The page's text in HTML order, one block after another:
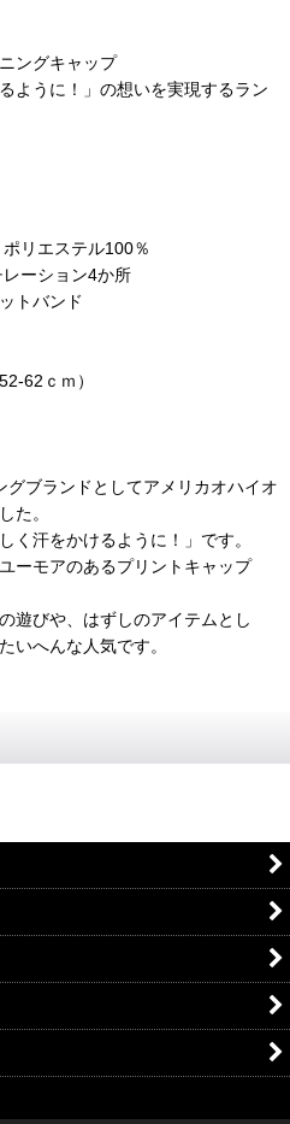
ングキャップ
ように！」の想いを実現するラン
リエステル100％
ーション4か所
トバンド
62ｃｍ）
ブランドとしてアメリカオハイオ
た。
く汗をかけるように！」です。
ーモアのあるプリントキャップ
遊びや、はずしのアイテムとし
いへんな人気です。